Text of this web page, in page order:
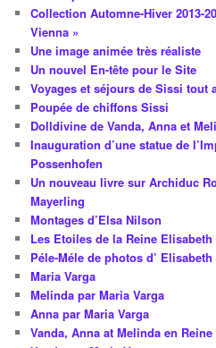
Collection Automne-Hiver 2013-
Vienna »
Une image animée très réaliste
Un nouvel En-tête pour le Site
Voyages et séjours de Sissi tout
Poupée de chiffons Sissi
Dolldivine de Vanda, Anna et
Inauguration d’une statue de
Possenhofen
Un nouveau livre sur Archiduc
Mayerling
Montages d’Elsa Nilson
Les Etoiles de la Reine
Péle-Méle de photos d’
Maria Varga
Melinda par Maria Varga
Anna par Maria Varga
Vanda, Anna at Melinda en